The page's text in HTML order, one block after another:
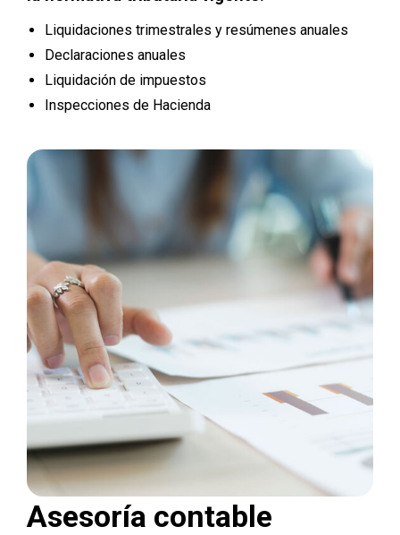
Liquidaciones trimestrales y resúmenes anuales
Declaraciones anuales
Liquidación de impuestos
Inspecciones de Hacienda
Asesoría contable